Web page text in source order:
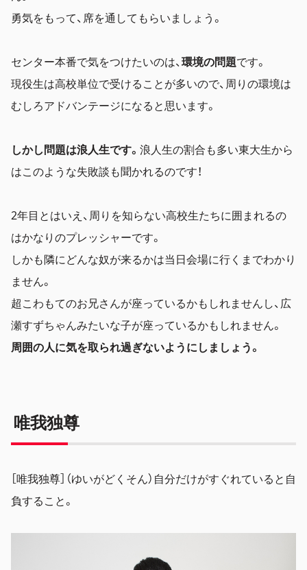
勇気をもって、席を通してもらいましょう。
センター本番で気をつけたいのは、 環境の問題です。
現役生は高校単位で受けることが多いので、周りの環境は
むしろアドバンテージになると思います。
しかし問題は浪人生です。 浪人生の割合も多い東大生から
はこのような失敗談も聞かれるのです！
2年目とはいえ、周りを知らない高校生たちに囲まれるの
はかなりのプレッシャーです。
しかも隣にどんな奴が来るかは当日会場に行くまでわかり
ません。
超こわもてのお兄さんが座っているかもしれませんし、広
瀬すずちゃんみたいな子が座っているかもしれません。
周囲の人に気を取られ過ぎないようにしましょう。
唯我独尊
［唯我独尊］（ゆいがどくそん）自分だけがすぐれていると自
負すること。